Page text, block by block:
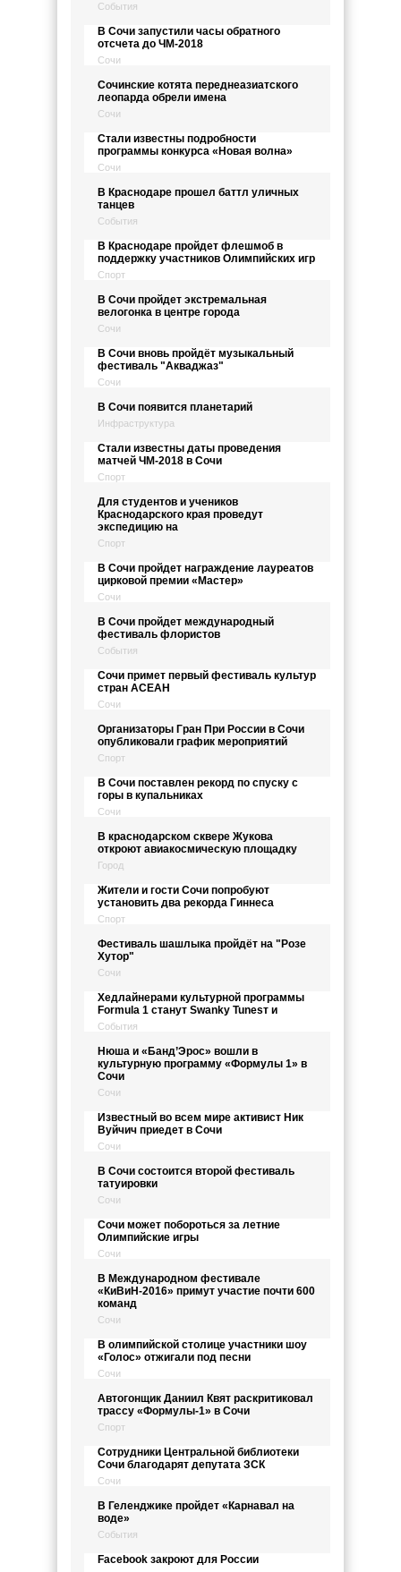
События
В Сочи запустили часы обратного
отсчета до ЧМ-2018
Сочи
Сочинские котята переднеазиатского
леопарда обрели имена
Сочи
Стали известны подробности
программы конкурса «Новая волна»
Сочи
В Краснодаре прошел баттл уличных
танцев
События
В Краснодаре пройдет флешмоб в
поддержку участников Олимпийских игр
Спорт
В Сочи пройдет экстремальная
велогонка в центре города
Сочи
В Сочи вновь пройдёт музыкальный
фестиваль "Акваджаз"
Сочи
В Сочи появится планетарий
Инфраструктура
Стали известны даты проведения
матчей ЧМ-2018 в Сочи
Спорт
Для студентов и учеников
Краснодарского края проведут
экспедицию на
Спорт
В Сочи пройдет награждение лауреатов
цирковой премии «Мастер»
Сочи
В Сочи пройдет международный
фестиваль флористов
События
Сочи примет первый фестиваль культур
стран АСЕАН
Сочи
Организаторы Гран При России в Сочи
опубликовали график мероприятий
Спорт
В Сочи поставлен рекорд по спуску с
горы в купальниках
Сочи
В краснодарском сквере Жукова
откроют авиакосмическую площадку
Город
Жители и гости Сочи попробуют
установить два рекорда Гиннеса
Спорт
Фестиваль шашлыка пройдёт на "Розе
Хутор"
Сочи
Хедлайнерами культурной программы
Formula 1 станут Swanky Tunesт и
События
Нюша и «Банд’Эрос» вошли в
культурную программу «Формулы 1» в
Сочи
Сочи
Известный во всем мире активист Ник
Вуйчич приедет в Сочи
Сочи
В Сочи состоится второй фестиваль
татуировки
Сочи
Сочи может побороться за летние
Олимпийские игры
Сочи
В Международном фестивале
«КиВиН-2016» примут участие почти 600
команд
Сочи
В олимпийской столице участники шоу
«Голос» отжигали под песни
Сочи
Автогонщик Даниил Квят раскритиковал
трассу «Формулы-1» в Сочи
Спорт
Сотрудники Центральной библиотеки
Сочи благодарят депутата ЗСК
Сочи
В Геленджике пройдет «Карнавал на
воде»
События
Facebook закроют для России